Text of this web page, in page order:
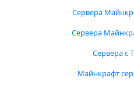
Сервера
Сервера
Сервера с
Майнкрафт